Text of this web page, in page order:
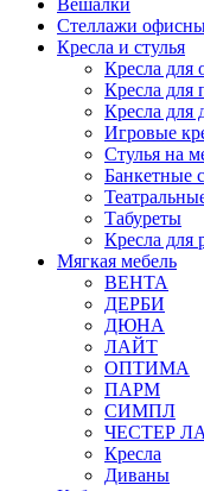
Вешалки
Стеллажи
Кресла и стулья
Кресла для
Кресла для
Кресла для
Игровые
Стулья на
Банкетные
Табуреты
Кресла для
Мягкая мебель
ВЕНТА
ДЕРБИ
ДЮНА
ЛАЙТ
ОПТИМА
ПАРМ
СИМПЛ
ЧЕСТЕР
Кресла
Диваны